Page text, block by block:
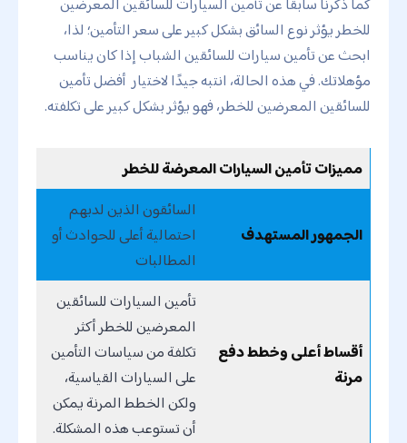
للخطر يؤثر نوع السائق بشكل كبير على سعر التأمين؛ لذا،
ابحث عن تأمين سيارات للسائقين الشباب إذا كان يناسب
مؤهلاتك. في هذه الحالة، انتبه جيدًا لاختيار أفضل تأمين
للسائقين المعرضين للخطر، فهو يؤثر بشكل كبير على تكلفته.
مميزات تأمين السيارات المعرضة للخطر
الجمهور المستهدف
السائقون الذين لديهم
احتمالية أعلى للحوادث أو
المطالبات
أقساط أعلى وخطط دفع
مرنة
تأمين السيارات للسائقين
المعرضين للخطر أكثر
تكلفة من سياسات التأمين
على السيارات القياسية،
ولكن الخطط المرنة يمكن
أن تستوعب هذه المشكلة.